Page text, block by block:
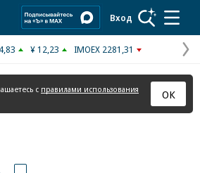
Вход
¥ 12,23 IMOEX 2281,31
с правилами использования
ОК